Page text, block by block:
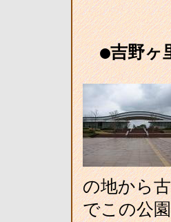
●吉野ヶ
の地から
でこの公